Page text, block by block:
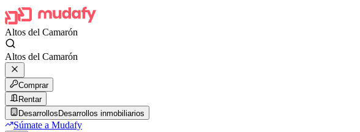
Altos del Camarón
Altos del Camarón
Comprar
Rentar
Desarrollos Desarrollos inmobiliarios
Súmate a Mudafy